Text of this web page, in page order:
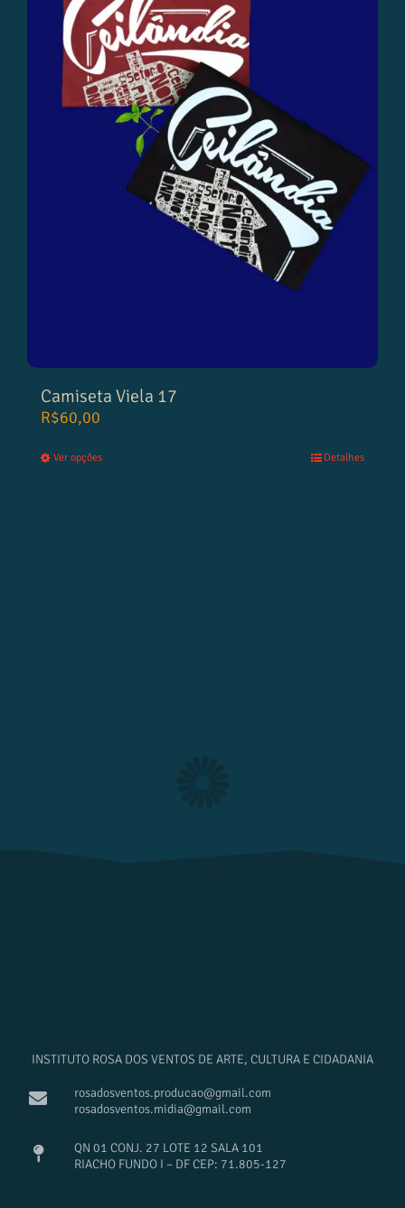
Camiseta Viela 17
R$60,00
Ver opções Detalhes
INSTITUTO ROSA DOS VENTOS DE ARTE, CULTURA E CIDADANIA
rosadosventos.producao@gmail.com
rosadosventos.midia@gmail.com
QN 01 CONJ. 27 LOTE 12 SALA 101
RIACHO FUNDO I – DF CEP: 71.805-127